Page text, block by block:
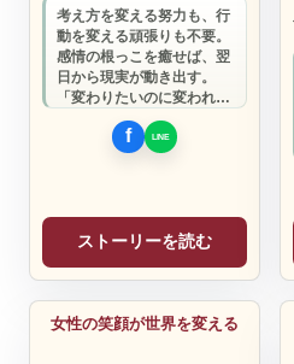
考え方を変える努力も、行
動を変える頑張りも不要。
感情の根っこを癒せば、翌
日から現実が動き出す。
「変わりたいのに変われな
い」あなたを、全力でサポ
ートします。
ストーリーを読む
カウンセリング
女性の笑顔が世界を変える